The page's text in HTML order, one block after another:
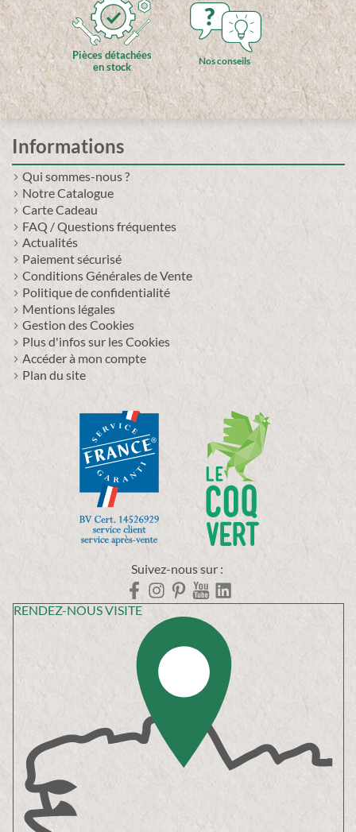
Pièces détachées
en stock
?
Nos conseils
Informations
Qui sommes-nous ?
Notre Catalogue
Carte Cadeau
FAQ / Questions fréquentes
Actualités
Paiement sécurisé
Conditions Générales de Vente
Politique de confidentialité
Mentions légales
Gestion des Cookies
Plus d'infos sur les Cookies
Accéder à mon compte
Plan du site
Suivez-nous sur :
RENDEZ-NOUS VISITE